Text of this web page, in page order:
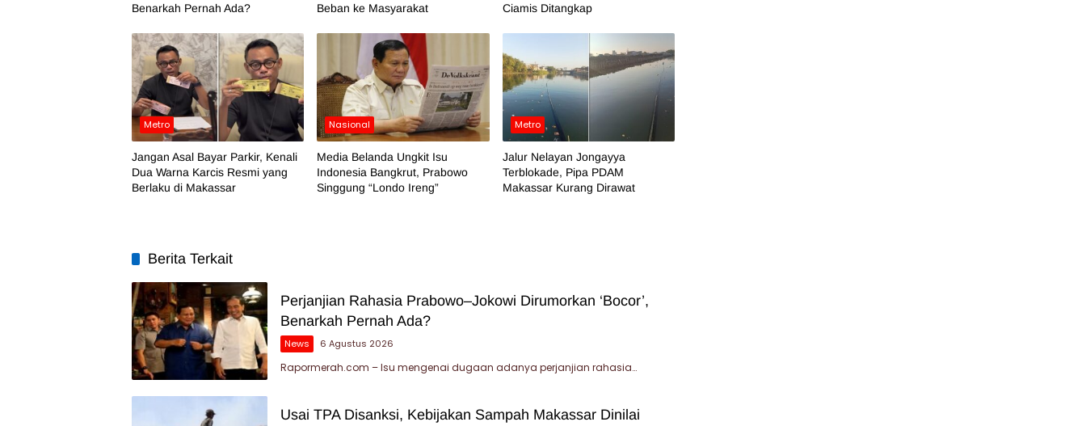
Benarkah Pernah Ada?
Beban ke Masyarakat
Ciamis Ditangkap
Metro
Jangan Asal Bayar Parkir, Kenali
Dua Warna Karcis Resmi yang
Berlaku di Makassar
Nasional
Media Belanda Ungkit Isu
Indonesia Bangkrut, Prabowo
Singgung “Londo Ireng”
Metro
Jalur Nelayan Jongayya
Terblokade, Pipa PDAM
Makassar Kurang Dirawat
Berita Terkait
Perjanjian Rahasia Prabowo–Jokowi Dirumorkan ‘Bocor’,
Benarkah Pernah Ada?
News 6 Agustus 2026
Rapormerah.com – Isu mengenai dugaan adanya perjanjian rahasia…
Usai TPA Disanksi, Kebijakan Sampah Makassar Dinilai